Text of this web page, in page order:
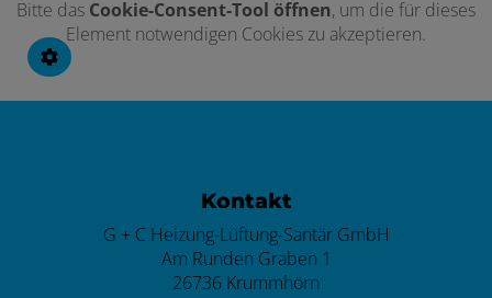
Bitte das Cookie-Consent-Tool öffnen, um die für dieses
Element notwendigen Cookies zu akzeptieren.
Kontakt
G + C Heizung-Lüftung-Santär GmbH
Am Runden Graben 1
26736 Krummhörn